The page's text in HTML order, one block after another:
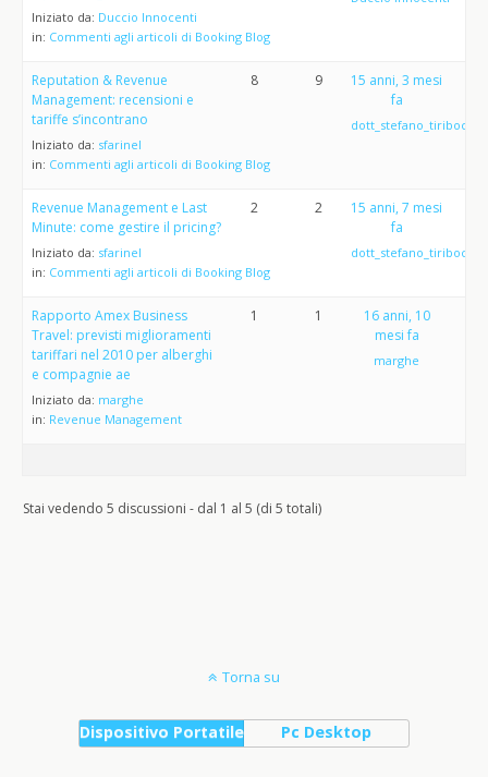
Iniziato da: Duccio Innocenti
in: Commenti agli articoli di Booking Blog
Reputation & Revenue
Management: recensioni e
tariffe s’incontrano
Iniziato da: sfarinel
in: Commenti agli articoli di Booking Blog
8 9
15 anni, 3 mesi
fa
dott_stefano_tiribocchi
Revenue Management e Last
Minute: come gestire il pricing?
Iniziato da: sfarinel
in: Commenti agli articoli di Booking Blog
2 2
15 anni, 7 mesi
fa
dott_stefano_tiribocchi
Rapporto Amex Business
Travel: previsti miglioramenti
tariffari nel 2010 per alberghi
e compagnie ae
Iniziato da: marghe
in: Revenue Management
1 1
16 anni, 10
mesi fa
marghe
Stai vedendo 5 discussioni - dal 1 al 5 (di 5 totali)
Torna su
Dispositivo Portatile Pc Desktop